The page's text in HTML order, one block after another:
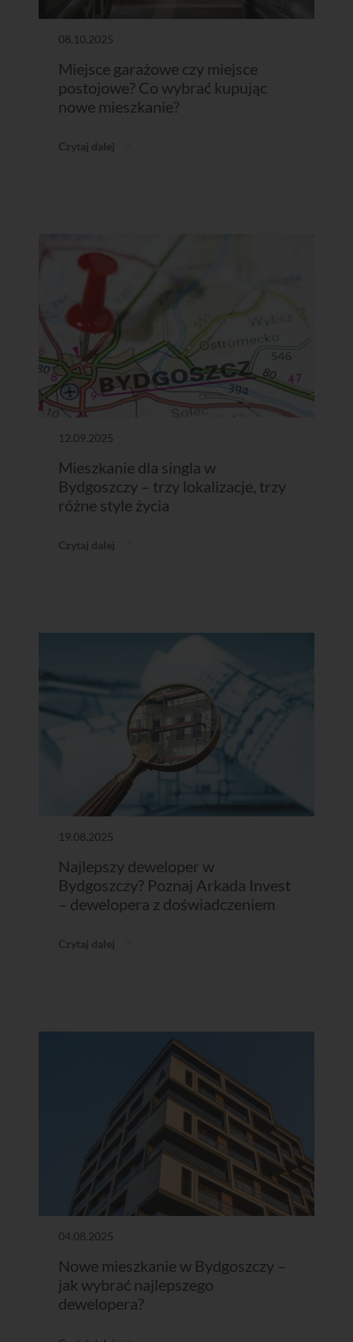
08.10.2025
Miejsce garażowe czy miejsce
postojowe? Co wybrać kupując
nowe mieszkanie?
Czytaj dalej
12.09.2025
Mieszkanie dla singla w
Bydgoszczy – trzy lokalizacje, trzy
różne style życia
Czytaj dalej
19.08.2025
Najlepszy deweloper w
Bydgoszczy? Poznaj Arkada Invest
– dewelopera z doświadczeniem
Czytaj dalej
04.08.2025
Nowe mieszkanie w Bydgoszczy –
jak wybrać najlepszego
dewelopera?